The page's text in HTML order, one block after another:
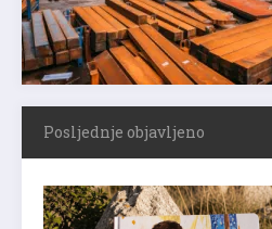
Posljednje objavljeno